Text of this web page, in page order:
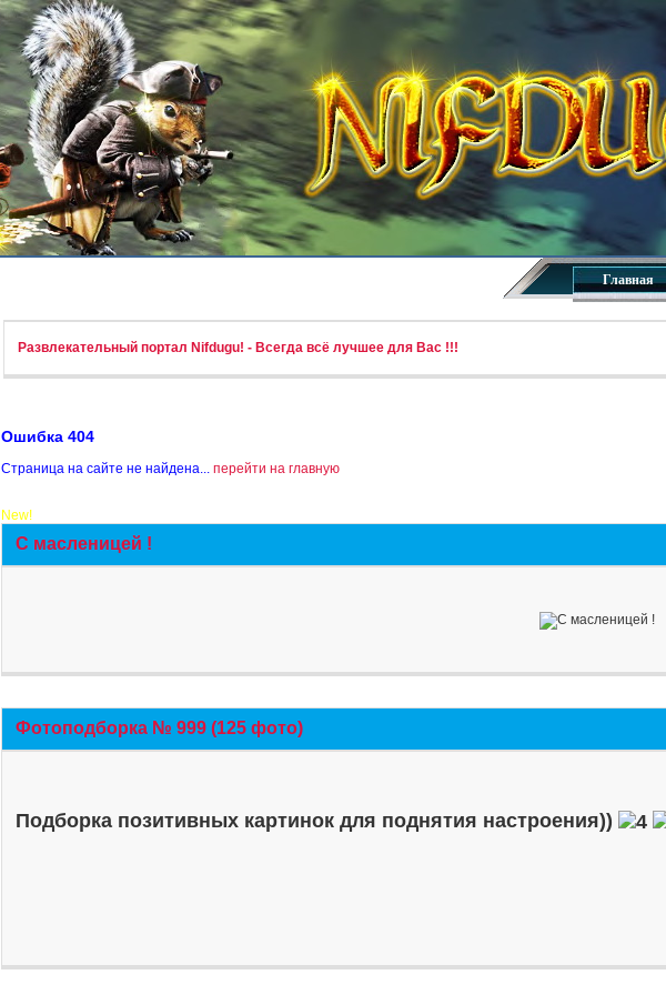
Главная
Развлекательный портал Nifdugu! - Всегда всё лучшее для Вас !!!
Ошибка 404
Страница на сайте не найдена... перейти на главную
New!
С масленицей !
Фотоподборка № 999 (125 фото)
Подборка позитивных картинок для поднятия настроения))